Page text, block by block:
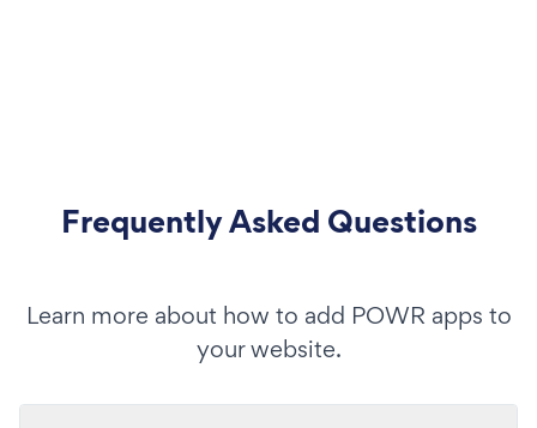
Frequently Asked Questions
Learn more about how to add POWR apps to
your website.